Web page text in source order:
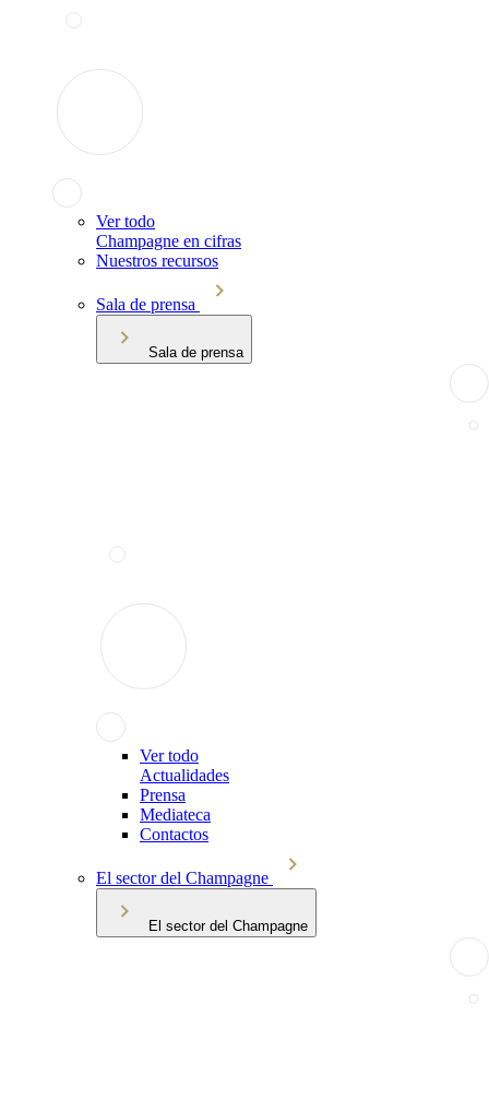
Ver todo
Champagne en cifras
Nuestros recursos
Sala de prensa
Sala de prensa
Ver todo
Actualidades
Prensa
Mediateca
Contactos
El sector del Champagne
El sector del Champagne